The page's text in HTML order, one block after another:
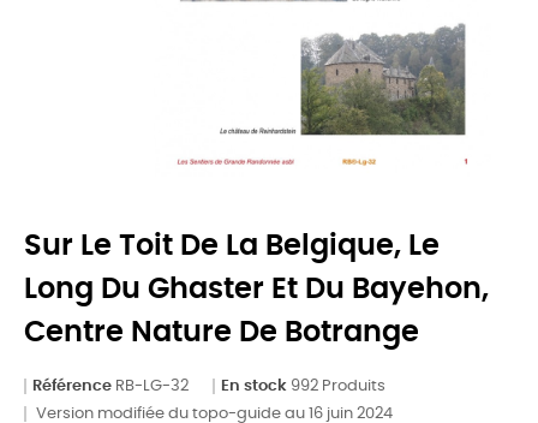
Sur Le Toit De La Belgique, Le
Long Du Ghaster Et Du Bayehon,
Centre Nature De Botrange
Référence RB-LG-32 En stock 992 Produits
Version modifiée du topo-guide au 16 juin 2024